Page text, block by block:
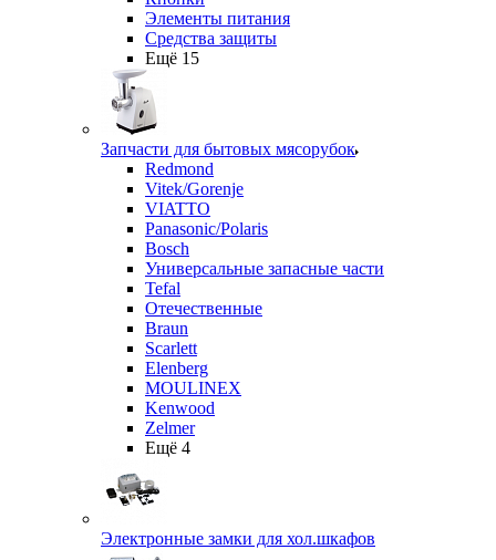
Элементы питания
Средства защиты
Ещё 15
Запчасти для бытовых мясорубок
Redmond
Vitek/Gorenje
VIATTO
Panasonic/Polaris
Bosch
Универсальные запасные части
Tefal
Отечественные
Braun
Scarlett
Elenberg
MOULINEX
Kenwood
Zelmer
Ещё 4
Электронные замки для хол.шкафов